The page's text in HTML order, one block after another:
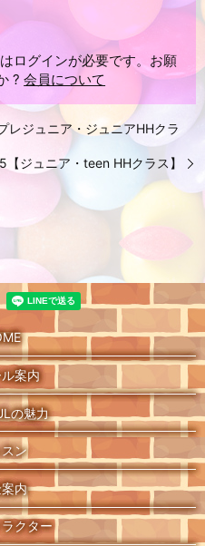
ログインが必要です。お願
?会員について
ジュニア・ジュニアHHクラ
ジュニア・teen HHクラス】
案内
の魅力
ン
内
クター